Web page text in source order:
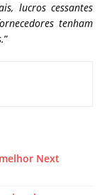
lucros cessantes
tenham
”
Next